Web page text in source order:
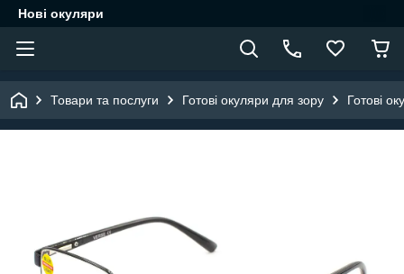
Нові окуляри
Товари та послуги Готові окуляри для зору Готові